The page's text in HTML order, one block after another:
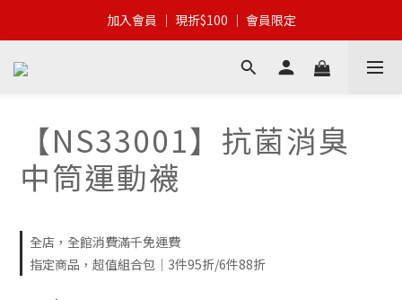
加入會員 │ 全館滿$399 │ 超商免運
加入會員 │ 現折$100 │ 會員限定
加入會員 │ 全館滿$399 │ 超商免運
【NS33001】抗菌消臭
中筒運動襪
全店，全館消費滿千免運費
指定商品，超值組合包｜3件95折/6件88折